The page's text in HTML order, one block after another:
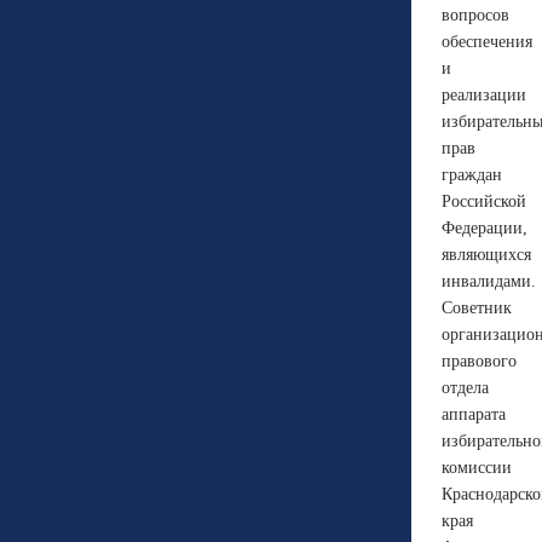
вопросов
обеспечения
и
реализации
прав
граждан
Российской
Федерации,
являющихся
инвалидами.
Советник
правового
отдела
аппарата
комиссии
края